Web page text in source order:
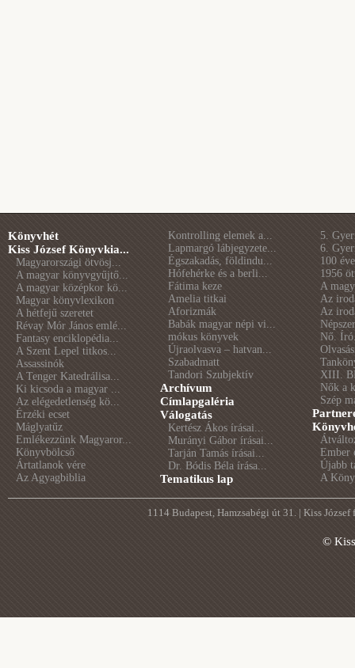
Könyvhét
Kiss József Könyvkia...
Magyarországi ötvösj...
A magyar könyvgyűjtő...
A magyar középkor kö...
Magyar könyvlexikon
A hétfejű szeretet
Révay Mór János emlé...
Fantasy enciklopédia...
A Szent Lepel titkos...
Assassinók
A Tenger Katedrálisa...
Ki kicsoda a magyar ...
Az elégedetlenség kö...
Érzéki ecset
Máglyatűz
Emlékezzünk Magyaror...
Könyvbölcső
Ártatlanok vére
Az Agyagbiblia
Kontrolling elemek a...
Lapmargó lábjegyzete...
Égszakadás, földindu...
Hófehérke és a berli...
Fátima keze
Amelia titkai
Aforizmák
Babák magyar népi vi...
mókus könyvek
Újraolvasva – hatvan...
Szabadmatt
Tandori Szubjektív
Archívum
Címlapgaléria
Válogatás
Kertész Ákos írásai...
Murányi Gábor írásai...
Tarján Tamás írásai...
Dr. Bódis Béla írása...
Tematikus lap
5.
6.
100
1956
A
Az
Az
Nő.
XIII.
Nők a
Szép
Ember
Újabb
A
1114 Budapest, Hamzsabégi út 31. | Kiss
©